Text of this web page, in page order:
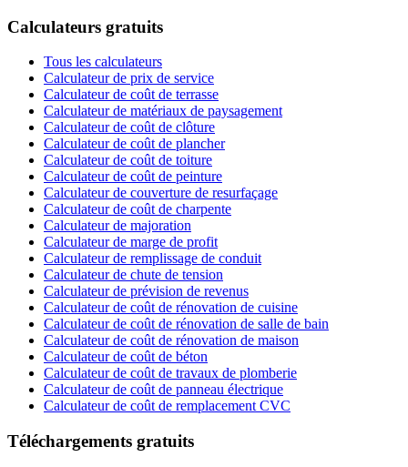
Calculateurs gratuits
Tous les calculateurs
Calculateur de prix de service
Calculateur de coût de terrasse
Calculateur de matériaux de paysagement
Calculateur de coût de clôture
Calculateur de coût de plancher
Calculateur de coût de toiture
Calculateur de coût de peinture
Calculateur de couverture de resurfaçage
Calculateur de coût de charpente
Calculateur de majoration
Calculateur de marge de profit
Calculateur de remplissage de conduit
Calculateur de chute de tension
Calculateur de prévision de revenus
Calculateur de coût de rénovation de cuisine
Calculateur de coût de rénovation de salle de bain
Calculateur de coût de rénovation de maison
Calculateur de coût de béton
Calculateur de coût de travaux de plomberie
Calculateur de coût de panneau électrique
Calculateur de coût de remplacement CVC
Téléchargements gratuits